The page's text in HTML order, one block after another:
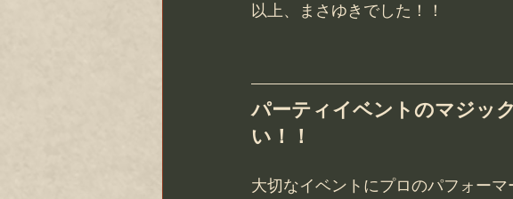
以上、まさゆきでした！！
パーティイベントのマジッ
い！！
大切なイベントにプロのパフォー